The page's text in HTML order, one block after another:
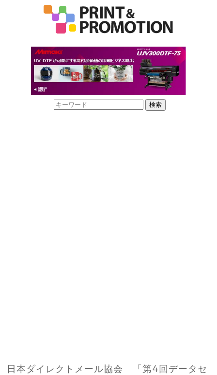
日本ダイレクトメール協会 「第4回データセ